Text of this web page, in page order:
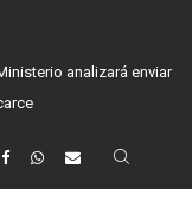
analizará enviar